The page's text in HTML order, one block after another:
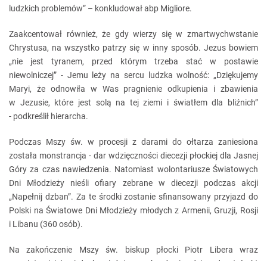
ludzkich problemów” – konkludował abp Migliore.
Zaakcentował również, że gdy wierzy się w zmartwychwstanie
Chrystusa, na wszystko patrzy się w inny sposób. Jezus bowiem
„nie jest tyranem, przed którym trzeba stać w postawie
niewolniczej” - Jemu leży na sercu ludzka wolność: „Dziękujemy
Maryi, że odnowiła w Was pragnienie odkupienia i zbawienia
w Jezusie, które jest solą na tej ziemi i światłem dla bliźnich”
- podkreślił hierarcha.
Podczas Mszy św. w procesji z darami do ołtarza zaniesiona
została monstrancja - dar wdzięczności diecezji płockiej dla Jasnej
Góry za czas nawiedzenia. Natomiast wolontariusze Światowych
Dni Młodzieży nieśli ofiary zebrane w diecezji podczas akcji
„Napełnij dzban”. Za te środki zostanie sfinansowany przyjazd do
Polski na Światowe Dni Młodzieży młodych z Armenii, Gruzji, Rosji
i Libanu (360 osób).
Na zakończenie Mszy św. biskup płocki Piotr Libera wraz